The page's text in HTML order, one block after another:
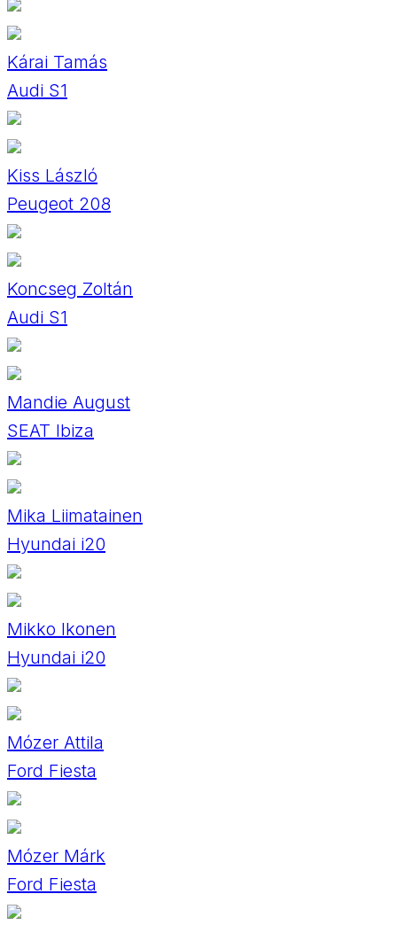
Kárai Tamás
Audi S1
Kiss László
Peugeot 208
Koncseg Zoltán
Audi S1
Mandie August
SEAT Ibiza
Mika Liimatainen
Hyundai i20
Mikko Ikonen
Hyundai i20
Mózer Attila
Ford Fiesta
Mózer Márk
Ford Fiesta